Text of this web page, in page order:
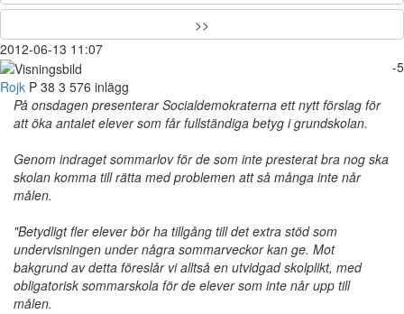
>>
2012-06-13 11:07
-5
Rojk P 38 3 576 inlägg
På onsdagen presenterar Socialdemokraterna ett nytt förslag för
att öka antalet elever som får fullständiga betyg i grundskolan.
Genom indraget sommarlov för de som inte presterat bra nog ska
skolan komma till rätta med problemen att så många inte når
målen.
"Betydligt fler elever bör ha tillgång till det extra stöd som
undervisningen under några sommarveckor kan ge. Mot
bakgrund av detta föreslår vi alltså en utvidgad skolplikt, med
obligatorisk sommarskola för de elever som inte når upp till
målen.